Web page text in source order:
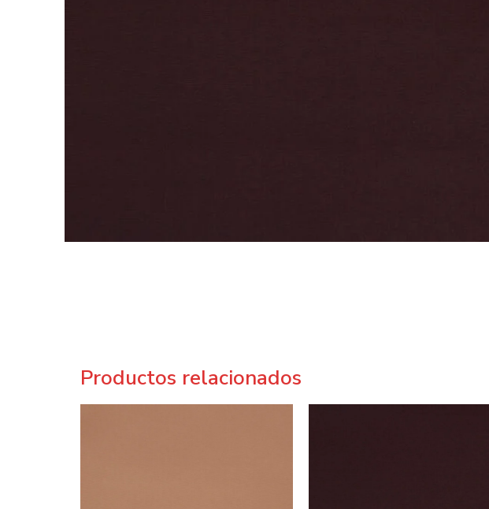
Productos relacionados